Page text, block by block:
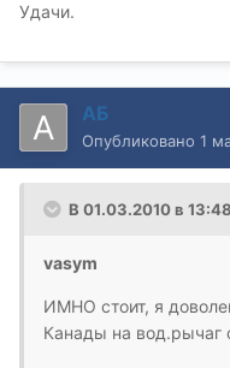
Удачи.
АБ
Опубликовано 1
В 01.03.2010 в
vasym
ИМНО стоит, я
Канады на вод.рычаг